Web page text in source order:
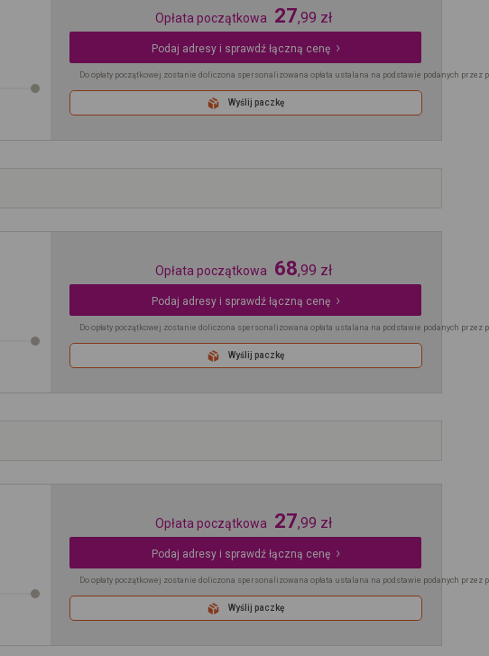
Opłata początkowa 27,99 zł
Podaj adresy i sprawdź łączną cenę
Do opłaty początkowej zostanie doliczona spersonalizowana opłata ustalana na podstawie podanych przez
Wyślij paczkę
Opłata początkowa 68,99 zł
Podaj adresy i sprawdź łączną cenę
Do opłaty początkowej zostanie doliczona spersonalizowana opłata ustalana na podstawie podanych przez
Wyślij paczkę
Opłata początkowa 27,99 zł
Podaj adresy i sprawdź łączną cenę
Do opłaty początkowej zostanie doliczona spersonalizowana opłata ustalana na podstawie podanych przez
Wyślij paczkę